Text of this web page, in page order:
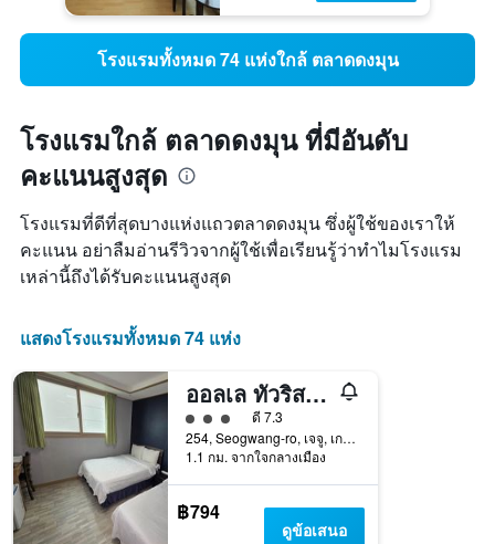
โรงแรมทั้งหมด 74 แห่งใกล้ ตลาดดงมุน
โรงแรมใกล้ ตลาดดงมุน ที่มีอันดับ
คะแนนสูงสุด
โรงแรมที่ดีที่สุดบางแห่งแถวตลาดดงมุน ซึ่งผู้ใช้ของเราให้
คะแนน อย่าลืมอ่านรีวิวจากผู้ใช้เพื่อเรียนรู้ว่าทำไมโรงแรม
เหล่านี้ถึงได้รับคะแนนสูงสุด
แสดงโรงแรมทั้งหมด 74 แห่ง
ออลเล ทัวริสต์ โฮเทล
ให้ 3 ดาวดี 7.3
254, Seogwang-ro, เจจู, เกาหลีใต้
1.1 กม. จากใจกลางเมือง
฿794
ดูข้อเสนอ